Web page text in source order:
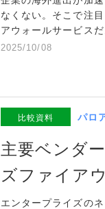
なくない。そこで注
アウォールサービス
2025/10/08
比較資料 パロ
主要ベンダ
ズファイア
エンタープライズの